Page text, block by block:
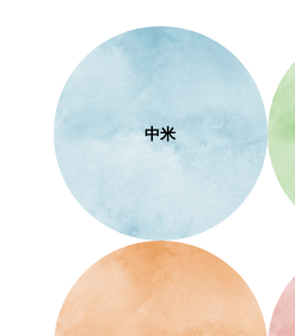
中米